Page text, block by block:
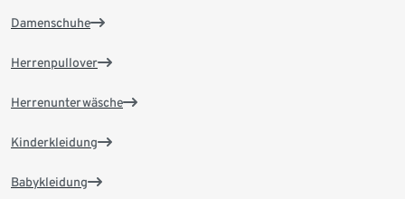
Damenschuhe
Herrenpullover
Herrenunterwäsche
Kinderkleidung
Babykleidung